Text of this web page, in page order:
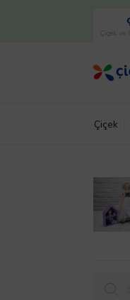
Çiçek
Çiçek